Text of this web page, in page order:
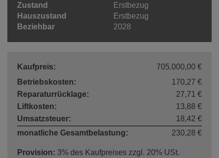
Zustand
Erstbezug
Hauszustand
Erstbezug
Beziehbar
2028
Kaufpreis:
705.000,00 €
Betriebskosten:
170,27 €
Reparaturrücklage:
27,71 €
Liftkosten:
13,88 €
Umsatzsteuer:
18,42 €
monatliche Gesamtbelastung:
230,28 €
Provision: 3% des Kaufpreises zzgl. 20% USt.